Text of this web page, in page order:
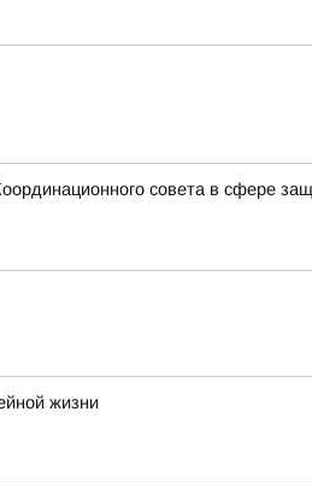
совета в сфере
жизни